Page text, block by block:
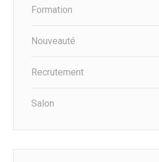
Formation
Nouveauté
Recrutement
Salon